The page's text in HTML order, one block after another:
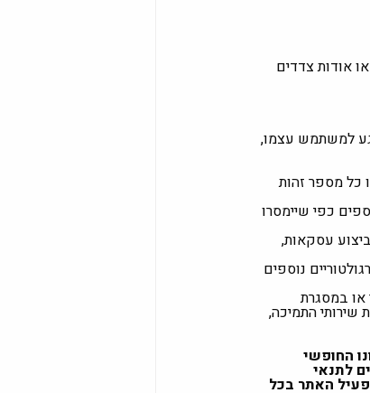
אודות צדדים
למשתמש עצמו,
מספר זהות
כפי שיימסרו
עסקאות,
נוספים
או במסגרת
התמיכה,
החופשי
לתנאי
האתר בכל